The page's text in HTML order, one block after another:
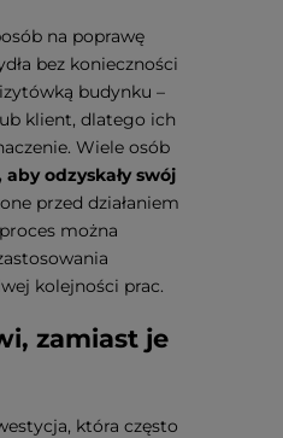
na poprawę
bez konieczności
budynku –
klient, dlatego ich
Wiele osób
odzyskały swój
przed działaniem
można
kolejności prac.
zamiast je
która często